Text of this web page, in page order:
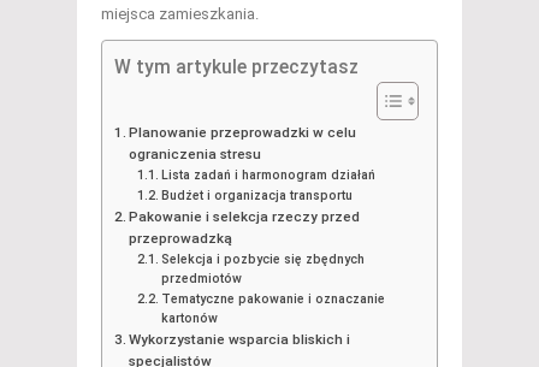
miejsca zamieszkania.
W tym artykule przeczytasz
Planowanie przeprowadzki w celu
ograniczenia stresu
Lista zadań i harmonogram działań
Budżet i organizacja transportu
Pakowanie i selekcja rzeczy przed
przeprowadzką
Selekcja i pozbycie się zbędnych
przedmiotów
Tematyczne pakowanie i oznaczanie
kartonów
Wykorzystanie wsparcia bliskich i
specjalistów